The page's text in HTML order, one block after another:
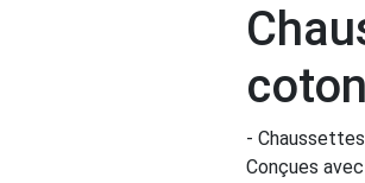
coton
-
Conçues